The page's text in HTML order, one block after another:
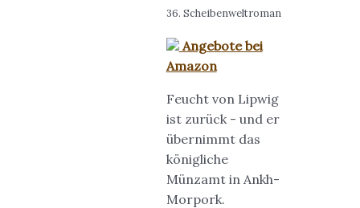
36. Scheibenweltroman
Angebote bei
Amazon
Feucht von Lipwig
ist zurück - und er
übernimmt das
königliche
Münzamt in Ankh-
Morpork.